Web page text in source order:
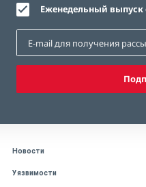
Еженедельный выпуск
Новости
Уязвимости